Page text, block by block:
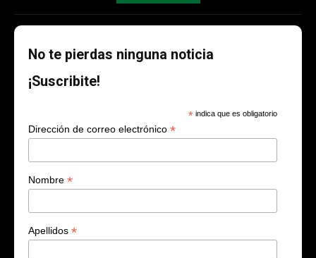
No te pierdas ninguna noticia
¡Suscribite!
* indica que es obligatorio
Dirección de correo electrónico *
Nombre *
Apellidos *